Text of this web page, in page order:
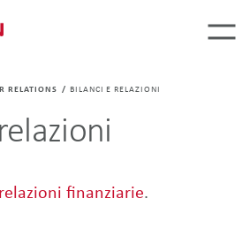
RELATIONS BILANCI E RELAZIONI
relazioni finanziarie.